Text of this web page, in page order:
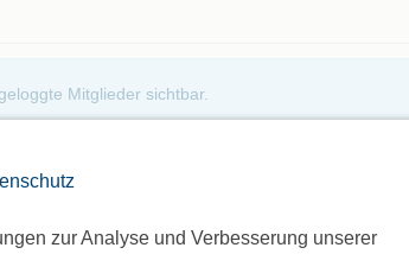
zur Analyse und Verbesserung unserer
Es hat sich
Mitglieder sichtbar.